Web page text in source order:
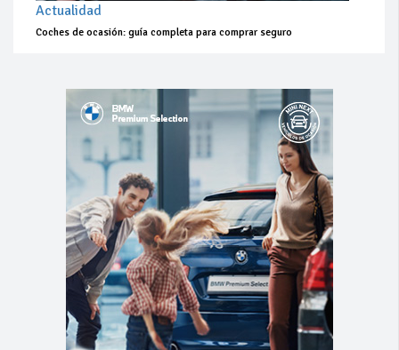
Actualidad
Coches de ocasión: guía completa para comprar seguro